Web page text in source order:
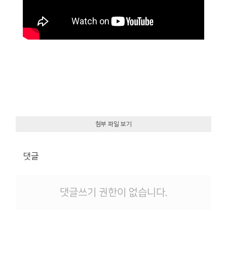
첨부 파일 보기
댓글
댓글쓰기 권한이 없습니다.